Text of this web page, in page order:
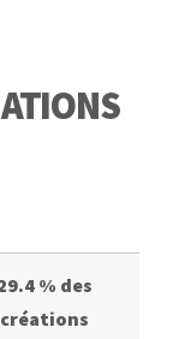
% des
créations